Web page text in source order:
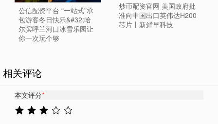
公信配资平台 “一站式”承
包游客冬日快乐&#32;哈
尔滨呼兰河口冰雪乐园让
你一次玩个够
炒币配资官网 美国政府批
准向中国出口英伟达H200
芯片丨新鲜早科技
相关评论
本文评分*